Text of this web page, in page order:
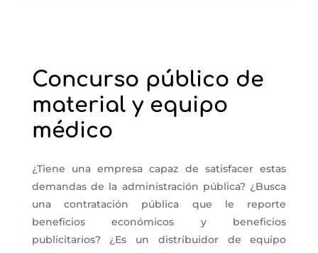
Concurso público de
material y equipo
médico
¿Tiene una empresa capaz de satisfacer estas
demandas de la administración pública? ¿Busca
una contratación pública que le reporte
beneficios económicos y beneficios
publicitarios? ¿Es un distribuidor de equipo